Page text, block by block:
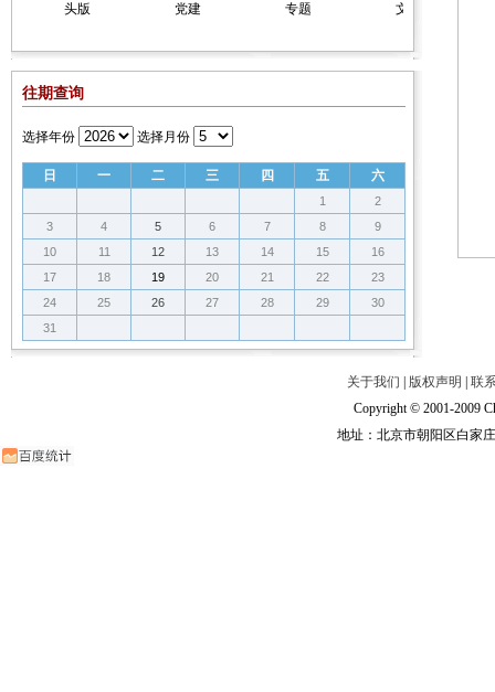
头版
党建
专题
文化
往期查询
选择年份 选择月份
日 一 二 三 四 五 六
1
2
3
4 5 6 7 8
9
10
11 12 13 14 15
16
17
18 19 20 21 22
23
24
25 26 27 28 29
30
31
关于我们 版权声明
联
Copyright © 2001-2009
地址：北京市朝阳区白家